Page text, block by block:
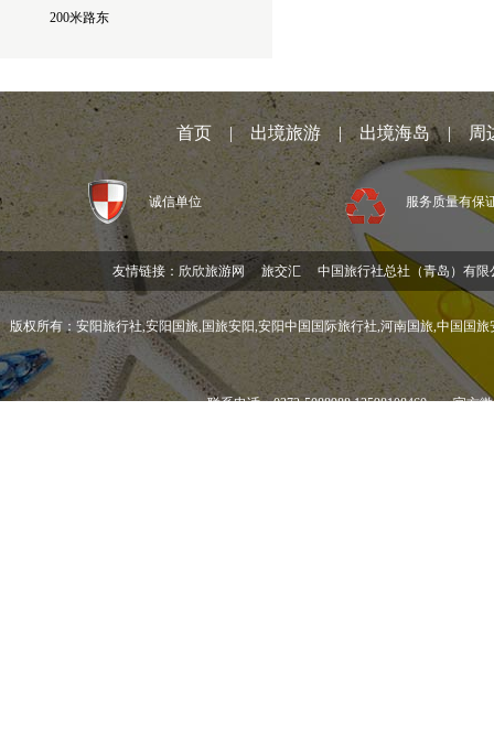
200米路东
首页|出境旅游| 出境海岛| 周
诚信单位 服务质量有保
友情链接： 欣欣旅游网 旅交汇 中国旅行社总社（青岛）有限
版权所有：安阳旅行社,安阳国旅,国旅安阳,安阳中国国际旅行社,河南国旅,中国国
联系电话：0372-5088988 13598108460 官方